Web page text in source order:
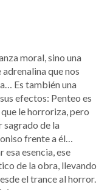
moral, sino una
que nos
Es también una
efectos: Penteo es
le horroriza, pero
sagrado de la
frente a él…
esencia, ese
de la obra, llevando
el trance al horror.